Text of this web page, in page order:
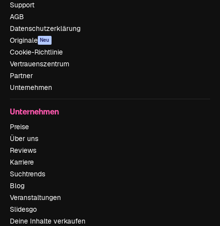
Support
AGB
Datenschutzerklärung
Originale Neu
Cookie-Richtlinie
Vertrauenszentrum
Partner
Unternehmen
Unternehmen
Preise
Über uns
Reviews
Karriere
Suchtrends
Blog
Veranstaltungen
Slidesgo
Deine Inhalte verkaufen